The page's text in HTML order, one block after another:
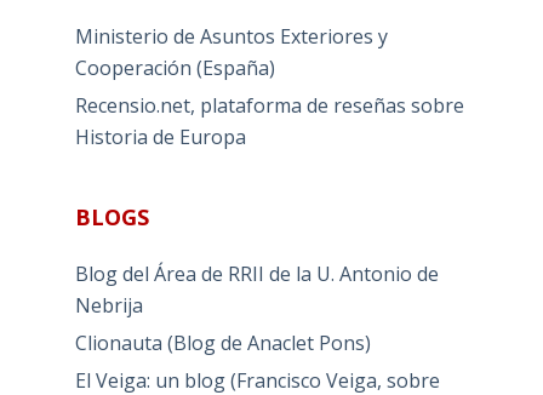
Ministerio de Asuntos Exteriores y
Cooperación (España)
Recensio.net, plataforma de reseñas sobre
Historia de Europa
BLOGS
Blog del Área de RRII de la U. Antonio de
Nebrija
Clionauta (Blog de Anaclet Pons)
El Veiga: un blog (Francisco Veiga, sobre